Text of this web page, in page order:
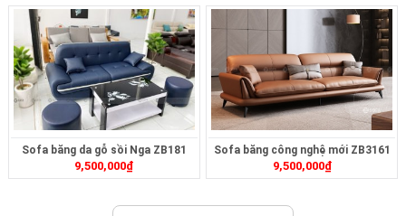
Sofa băng da gỗ sồi Nga ZB181
9,500,000₫
Sofa băng công nghệ mới ZB3161
9,500,000₫